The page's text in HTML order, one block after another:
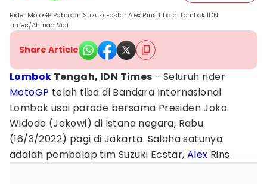
Rider MotoGP Pabrikan Suzuki Ecstar Alex Rins tiba di Lombok IDN
Times/Ahmad Viqi
Share Article
Lombok Tengah, IDN Times - Seluruh rider
MotoGP telah tiba di Bandara Internasional
Lombok usai parade bersama Presiden Joko
Widodo (Jokowi) di Istana negara, Rabu
(16/3/2022) pagi di Jakarta. Salaha satunya
adalah pembalap tim Suzuki Ecstar, Alex Rins.